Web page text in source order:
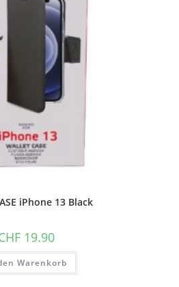
iPhone 13 Black
19.90
Warenkorb